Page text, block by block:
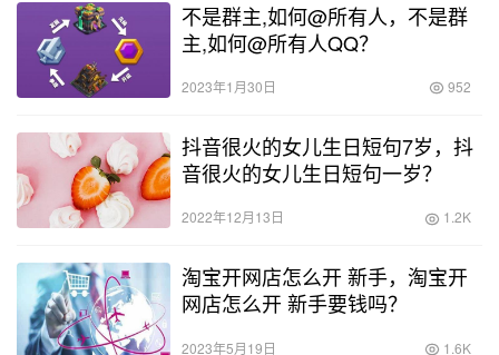
不是群主,如何@所有人，不是群
主,如何@所有人QQ？
2023年1月30日 952
抖音很火的女儿生日短句7岁，抖
音很火的女儿生日短句一岁？
2022年12月13日 1.2K
淘宝开网店怎么开 新手，淘宝开
网店怎么开 新手要钱吗？
2023年5月19日 1.6K